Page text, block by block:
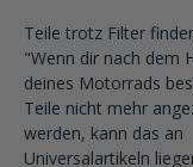
Teile trotz Filter
"Wenn dir nach dem
deines Motorrads
Teile nicht mehr
werden, kann das an
Universalartikeln